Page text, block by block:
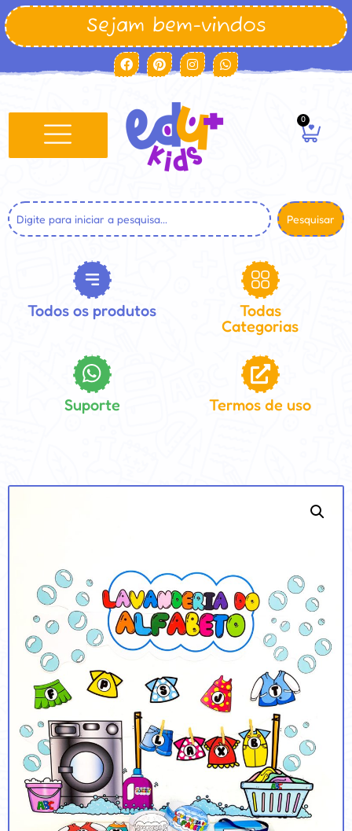
Sejam bem-vindos
0
Pesquisar
Todos os produtos
Todas
Categorias
Suporte Termos de uso